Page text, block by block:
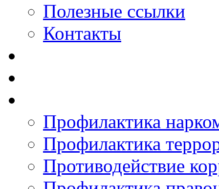
Полезные ссылки
Контакты
Профилактика
Профилактика
Противодействие